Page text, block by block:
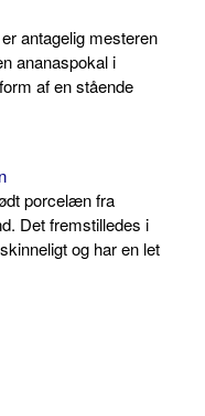
antagelig mesteren
ananaspokal i
af en stående
porcelæn fra
Det fremstilledes i
og har en let